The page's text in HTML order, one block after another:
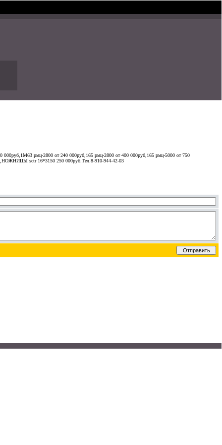
рмц-2800 от 240 000руб,165 рмц-2800 от 400 000руб,165 рмц-5000 от 750
sctr 16*3150 250 000руб.Тел.8-910-944-42-03